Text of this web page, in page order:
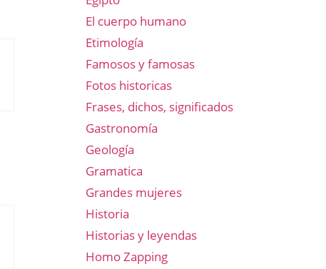
El cuerpo humano
Etimología
Famosos y famosas
Fotos historicas
Frases, dichos, significados
Gastronomía
Geología
Gramatica
Grandes mujeres
Historia
Historias y leyendas
Homo Zapping